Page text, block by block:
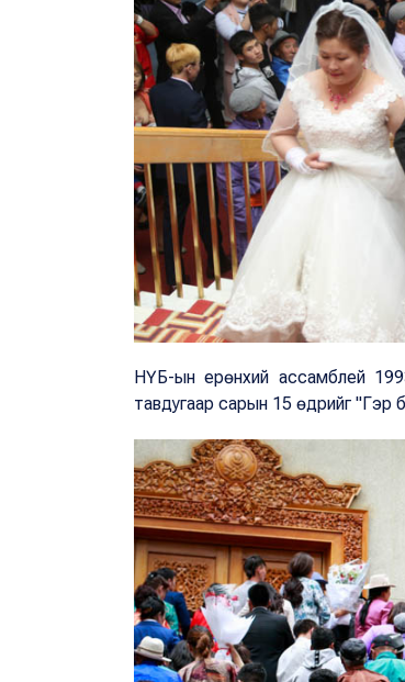
НҮБ-ын ерөнхий ассамблей
тавдугаар сарын 15 өдрийг "Гэр